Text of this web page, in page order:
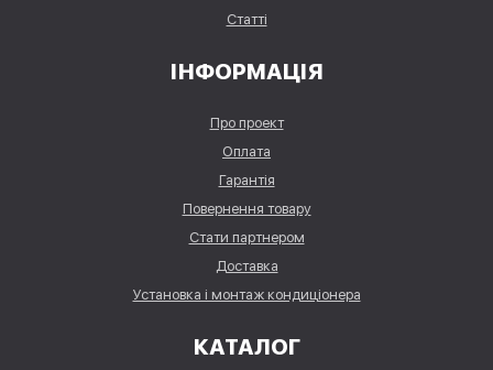
Статті
ІНФОРМАЦІЯ
Про проект
Оплата
Гарантія
Повернення товару
Стати партнером
Доставка
Установка і монтаж кондиціонера
КАТАЛОГ